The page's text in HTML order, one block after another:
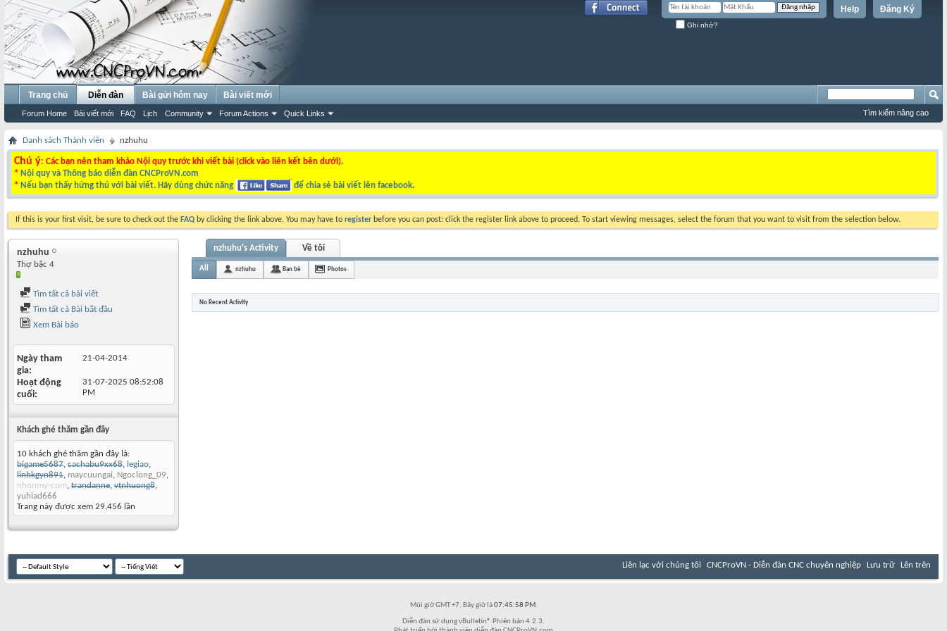
Đăng Ký
Help
Ghi nhớ?
Trang chủ Diễn đàn
Forum Home Bài viết mới FAQ Lịch Community Forum Actions Quick Links
Bài gửi hôm nay Bài viết mới
Tìm kiếm nâng cao
Danh sách Thành viên nzhuhu
Chú ý: Các bạn nên tham khảo Nội quy trước khi viết bài (click vào liên kết bên dưới).
* Nội quy và Thông báo diễn đàn CNCProVN.com
* Nếu bạn thấy hứng thú với bài viết. Hãy dùng chức năng để chia sẻ bài viết lên facebook.
If this is your first visit, be sure to check out the FAQ by clicking the link above. You may have to register before you can post: click the register link above to proceed. To start viewing messages, select the forum that you want to visit from the selection below.
nzhuhu
Thợ bậc 4
Tìm tất cả bài viết
Tìm tất cả Bài bắt đầu
Xem Bài báo
Ngày tham
gia
21-04-2014
Hoạt động
cuối
31-07-2025 08:52:08
PM
Khách ghé thăm gần đây
10 khách ghé thăm gần đây là:
bigame5687, cachabu9xx68, legiao,
linhkgyn891, maycuungai, Ngoclong_09,
nhonmy-com, trandanne, vtnhuong8,
yuhiad666
Trang này được xem 29,456 lần
nzhuhu's Activity Về tôi
All nzhuhu Bạn bè Photos
No Recent Activity
Liên lạc với chúng tôi CNCProVN - Diễn đàn CNC chuyên nghiệp Lưu trữ Lên trên
Múi giờ GMT +7. Bây giờ là07:45:58 PM.
Diễn đàn sử dụng vBulletin® Phiên bản 4.2.3.